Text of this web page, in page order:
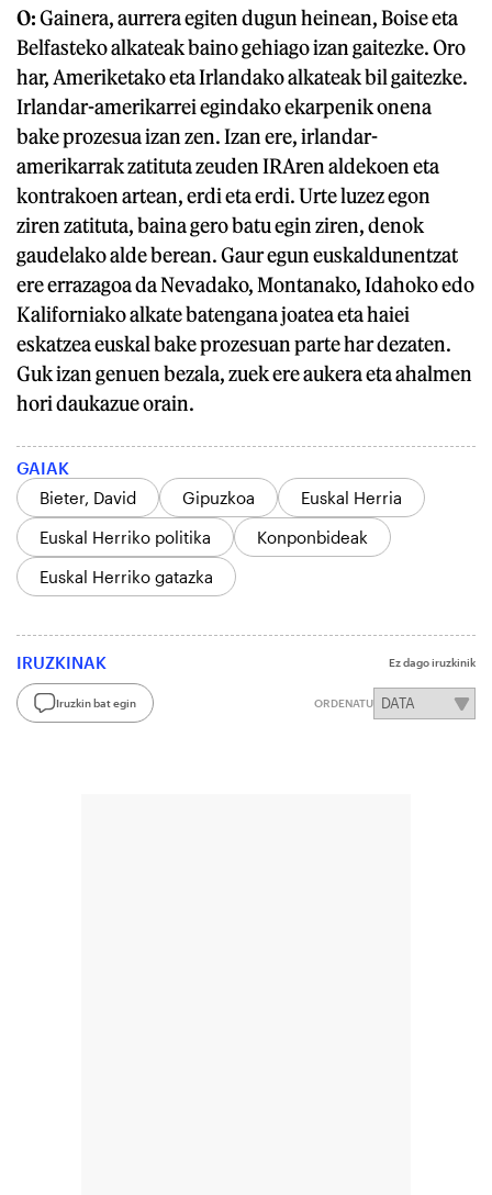
O:Gainera, aurrera egiten dugun heinean, Boise eta
Belfasteko alkateak baino gehiago izan gaitezke. Oro
har, Ameriketako eta Irlandako alkateak bil gaitezke.
Irlandar-amerikarrei egindako ekarpenik onena
bake prozesua izan zen. Izan ere, irlandar-
amerikarrak zatituta zeuden IRAren aldekoen eta
kontrakoen artean, erdi eta erdi. Urte luzez egon
ziren zatituta, baina gero batu egin ziren, denok
gaudelako alde berean. Gaur egun euskaldunentzat
ere errazagoa da Nevadako, Montanako, Idahoko edo
Kaliforniako alkate batengana joatea eta haiei
eskatzea euskal bake prozesuan parte har dezaten.
Guk izan genuen bezala, zuek ere aukera eta ahalmen
hori daukazue orain.
GAIAK
Bieter, David
Gipuzkoa
Euskal Herria
Euskal Herriko politika
Konponbideak
Euskal Herriko gatazka
IRUZKINAK Ez dago iruzkinik
Iruzkin bat egin ORDENATU